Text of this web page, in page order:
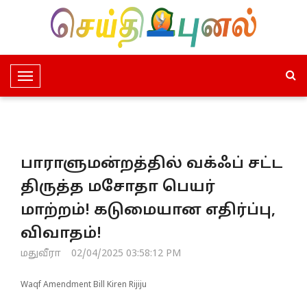
T
o
e
N
a
v
a
பாராளுமன்றத்தில் வக்ஃப் சட்ட
திருத்த மசோதா பெயர்
மாற்றம்! கடுமையான எதிர்ப்பு,
விவாதம்!
மதுவீரா 02/04/2025 03:58:12 PM
Waqf Amendment Bill Kiren Rijiju